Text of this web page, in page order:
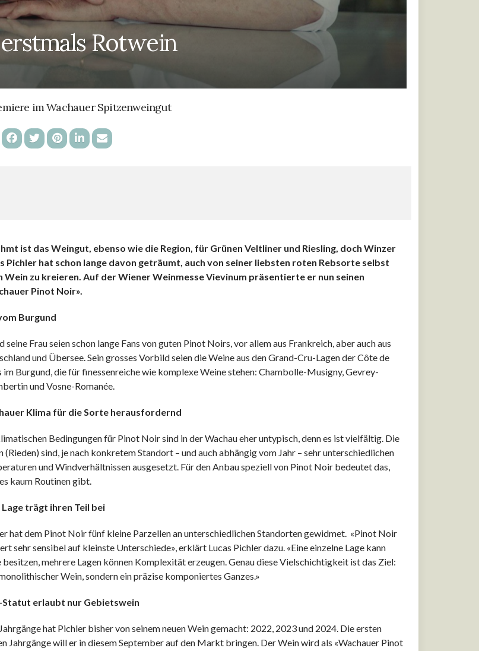
Rotwein
im Wachauer Spitzenweingut
ist das Weingut, ebenso wie die Region, für Grünen Veltliner und Riesling, doch Winzer
Pichler hat schon lange davon geträumt, auch von seiner liebsten roten Rebsorte selbst
Wein zu kreieren. Auf der Wiener Weinmesse Vievinum präsentierte er nun seinen
Pinot Noir».
Burgund
seine Frau seien schon lange Fans von guten Pinot Noirs, vor allem aus Frankreich, aber auch aus
und Übersee. Sein grosses Vorbild seien die Weine aus den Grand-Cru-Lagen der Côte de
im Burgund, die für finessenreiche wie komplexe Weine stehen: Chambolle-Musigny, Gevrey-
und Vosne-Romanée.
Klima für die Sorte herausfordernd
Bedingungen für Pinot Noir sind in der Wachau eher untypisch, denn es ist vielfältig. Die
(Rieden) sind, je nach konkretem Standort – und auch abhängig vom Jahr – sehr unterschiedlichen
und Windverhältnissen ausgesetzt. Für den Anbau speziell von Pinot Noir bedeutet das,
kaum Routinen gibt.
Lage trägt ihren Teil bei
hat dem Pinot Noir fünf kleine Parzellen an unterschiedlichen Standorten gewidmet. «Pinot Noir
sehr sensibel auf kleinste Unterschiede», erklärt Lucas Pichler dazu. «Eine einzelne Lage kann
besitzen, mehrere Lagen können Komplexität erzeugen. Genau diese Vielschichtigkeit ist das Ziel:
Wein, sondern ein präzise komponiertes Ganzes.»
Statut erlaubt nur Gebietswein
hat Pichler bisher von seinem neuen Wein gemacht: 2022, 2023 und 2024. Die ersten
Jahrgänge will er in diesem September auf den Markt bringen. Der Wein wird als «Wachauer Pinot